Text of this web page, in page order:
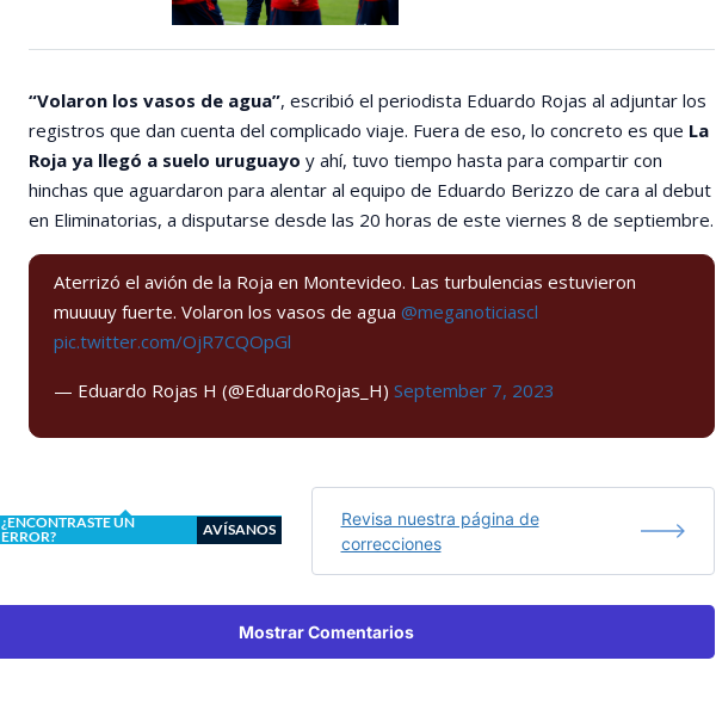
“Volaron los vasos de agua”, escribió el periodista Eduardo Rojas al adjuntar los
registros que dan cuenta del complicado viaje. Fuera de eso, lo concreto es que La
Roja ya llegó a suelo uruguayo y ahí, tuvo tiempo hasta para compartir con
hinchas que aguardaron para alentar al equipo de Eduardo Berizzo de cara al debut
en Eliminatorias, a disputarse desde las 20 horas de este viernes 8 de septiembre.
Aterrizó el avión de la Roja en Montevideo. Las turbulencias estuvieron
muuuuy fuerte. Volaron los vasos de agua @meganoticiascl
pic.twitter.com/OjR7CQOpGl
— Eduardo Rojas H (@EduardoRojas_H) September 7, 2023
¿ENCONTRASTE UN
ERROR?
AVÍSANOS
Revisa nuestra página de
correcciones
Mostrar Comentarios